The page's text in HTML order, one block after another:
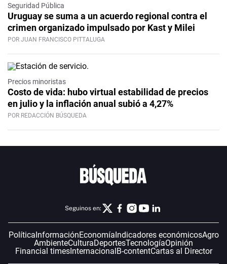
Seguridad Pública
Uruguay se suma a un acuerdo regional contra el
crimen organizado impulsado por Kast y Milei
POR JUAN FRANCISCO PITTALUGA
Precios minoristas
Costo de vida: hubo virtual estabilidad de precios
en julio y la inflación anual subió a 4,27%
POR REDACCIÓN BÚSQUEDA
Seguinos en:
PolíticaInformaciónEconomíaIndicadores económicosAgro
AmbienteCulturaDeportesTecnologíaOpinión
Financial timesInternacionalB-contentCartas al Director